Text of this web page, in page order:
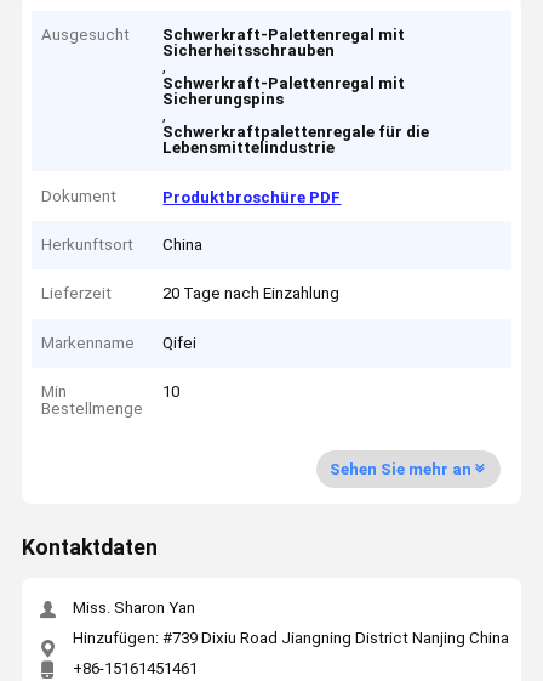
Ausgesucht
Schwerkraft-Palettenregal mit
Sicherheitsschrauben
,
Schwerkraft-Palettenregal mit
Sicherungspins
,
Schwerkraftpalettenregale für die
Lebensmittelindustrie
Dokument Produktbroschüre PDF
Herkunftsort China
Lieferzeit 20 Tage nach Einzahlung
Markenname Qifei
Min
Bestellmenge
10
Sehen Sie mehr an
Kontaktdaten
Miss. Sharon Yan
Hinzufügen: #739 Dixiu Road Jiangning District Nanjing China
+86-15161451461